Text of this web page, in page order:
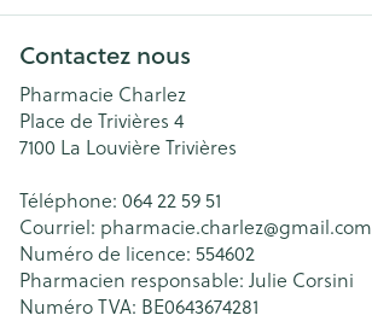
Contactez nous
Pharmacie Charlez
Place de Trivières 4
7100 La Louvière Trivières
Téléphone: 064 22 59 51
Courriel: pharmacie.charlez@gmail.com
Numéro de licence: 554602
Pharmacien responsable: Julie Corsini
Numéro TVA: BE0643674281